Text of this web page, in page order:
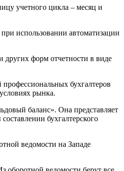
учетного цикла – месяц и
использовании автоматизации
других форм отчетности в виде
бухгалтеров
рынка.
баланс». Она представляет
бухгалтерского
ведомости на Западе